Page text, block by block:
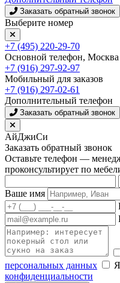
Заказать обратный звонок
Выберите номер
+7 (495) 220-29-70
Основной телефон, Москва
+7 (916) 297-92-97
Мобильный для заказов
+7 (916) 297-02-61
Дополнительный телефон
Заказать обратный звонок
АйДжиСи
Заказать обратный звонок
Оставьте телефон —
проконсультирует по
Ваше имя
персональных данных
конфиденциальности